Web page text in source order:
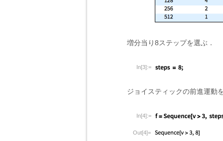
増分当り8ステップを選ぶ．
In[3]:=
ジョイスティックの前進運動
In[4]:=
Out[4]=